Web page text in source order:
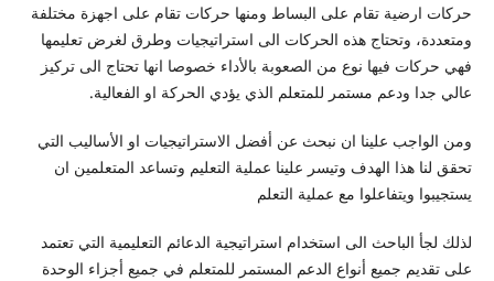
حركات ارضية تقام على البساط ومنها حركات تقام على اجهزة مختلفة
ومتعددة، وتحتاج هذه الحركات الى استراتيجيات وطرق لغرض تعليمها
فهي حركات فيها نوع من الصعوبة بالأداء خصوصا انها تحتاج الى تركيز
عالي جدا ودعم مستمر للمتعلم الذي يؤدي الحركة او الفعالية.
ومن الواجب علينا ان نبحث عن أفضل الاستراتيجيات او الأساليب التي
تحقق لنا هذا الهدف وتيسر علينا عملية التعليم وتساعد المتعلمين ان
يستجيبوا ويتفاعلوا مع عملية التعلم
لذلك لجأ الباحث الى استخدام استراتيجية الدعائم التعليمية التي تعتمد
على تقديم جميع أنواع الدعم المستمر للمتعلم في جميع أجزاء الوحدة